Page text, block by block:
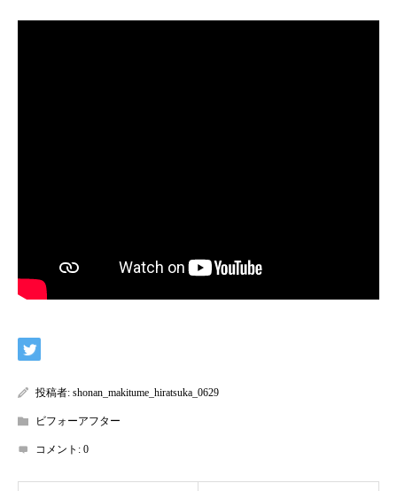
投稿者: shonan_makitume_hiratsuka_0629
ビフォーアフター
コメント: 0